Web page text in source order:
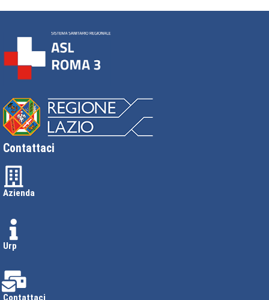
Contattaci
Azienda
Urp
Contattaci